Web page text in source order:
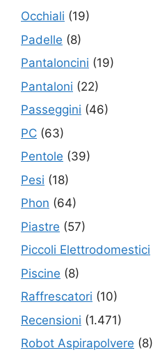
Occhiali (19)
Padelle (8)
Pantaloncini (19)
Pantaloni (22)
Passeggini (46)
PC (63)
Pentole (39)
Pesi (18)
Phon (64)
Piastre (57)
Piccoli Elettrodomestici
Piscine (8)
Raffrescatori (10)
Recensioni (1.471)
Robot Aspirapolvere (8)